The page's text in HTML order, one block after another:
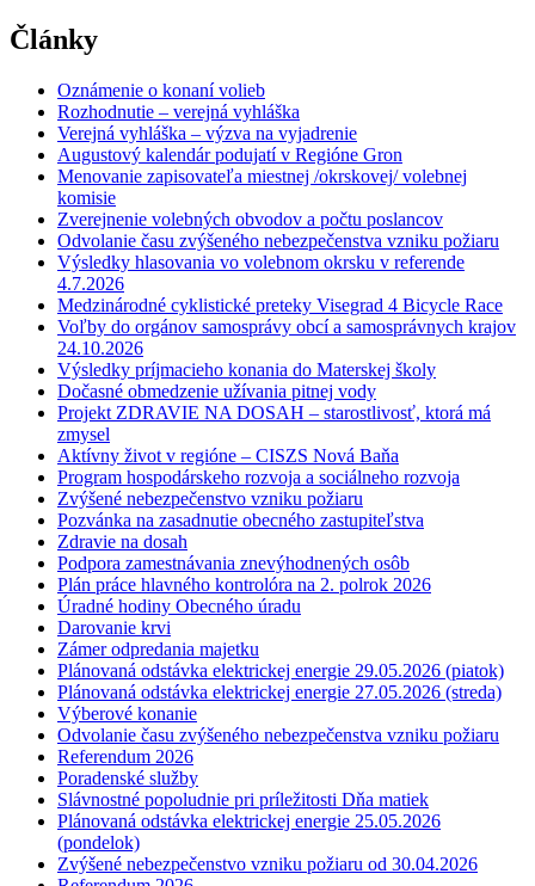
Články
Oznámenie o konaní volieb
Rozhodnutie – verejná vyhláška
Verejná vyhláška – výzva na vyjadrenie
Augustový kalendár podujatí v Regióne Gron
Menovanie zapisovateľa miestnej /okrskovej/ volebnej
komisie
Zverejnenie volebných obvodov a počtu poslancov
Odvolanie času zvýšeného nebezpečenstva vzniku požiaru
Výsledky hlasovania vo volebnom okrsku v referende
4.7.2026
Medzinárodné cyklistické preteky Visegrad 4 Bicycle Race
Voľby do orgánov samosprávy obcí a samosprávnych krajov
24.10.2026
Výsledky príjmacieho konania do Materskej školy
Dočasné obmedzenie užívania pitnej vody
Projekt ZDRAVIE NA DOSAH – starostlivosť, ktorá má
zmysel
Aktívny život v regióne – CISZS Nová Baňa
Program hospodárskeho rozvoja a sociálneho rozvoja
Zvýšené nebezpečenstvo vzniku požiaru
Pozvánka na zasadnutie obecného zastupiteľstva
Zdravie na dosah
Podpora zamestnávania znevýhodnených osôb
Plán práce hlavného kontrolóra na 2. polrok 2026
Úradné hodiny Obecného úradu
Darovanie krvi
Zámer odpredania majetku
Plánovaná odstávka elektrickej energie 29.05.2026 (piatok)
Plánovaná odstávka elektrickej energie 27.05.2026 (streda)
Výberové konanie
Odvolanie času zvýšeného nebezpečenstva vzniku požiaru
Referendum 2026
Poradenské služby
Slávnostné popoludnie pri príležitosti Dňa matiek
Plánovaná odstávka elektrickej energie 25.05.2026
(pondelok)
Zvýšené nebezpečenstvo vzniku požiaru od 30.04.2026